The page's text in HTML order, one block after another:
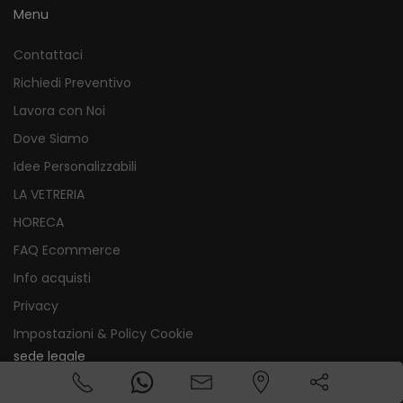
Menu
Contattaci
Richiedi Preventivo
Lavora con Noi
Dove Siamo
Idee Personalizzabili
LA VETRERIA
HORECA
FAQ Ecommerce
Info acquisti
Privacy
Impostazioni & Policy Cookie
sede legale
via giordano orsini,156 Corleone (Palermo) 90034